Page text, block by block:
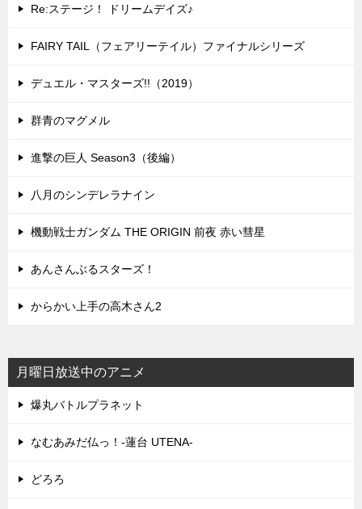
Re:ステージ！ ドリームデイズ♪
FAIRY TAIL（フェアリーテイル）ファイナルシリーズ
デュエル・マスターズ!!（2019）
群青のマグメル
進撃の巨人 Season3（後編）
八月のシンデレラナイン
機動戦士ガンダム THE ORIGIN 前夜 赤い彗星
あんさんぶるスターズ！
からかい上手の高木さん2
月曜日放送中のアニメ
爆丸バトルプラネット
なむあみだ仏っ！-蓮台 UTENA-
どろろ